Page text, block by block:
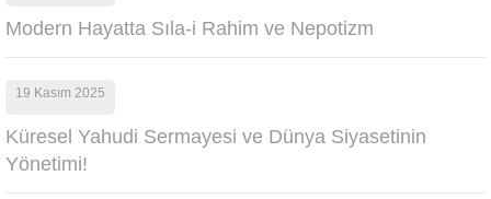
Modern Hayatta Sıla-i Rahim ve Nepotizm
19 Kasım 2025
Küresel Yahudi Sermayesi ve Dünya Siyasetinin
Yönetimi!